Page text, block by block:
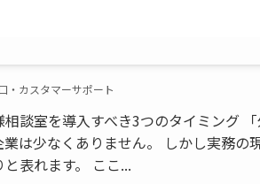
・カスタマーサポート
談室を導入すべき3つのタイミング
は少なくありません。 しかし実務
表れます。 ここ...